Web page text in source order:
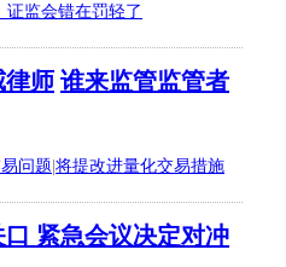
证监会错在罚轻了
律师 谁来监管监管者
问题 将提改进量化交易措施
紧急会议决定对冲